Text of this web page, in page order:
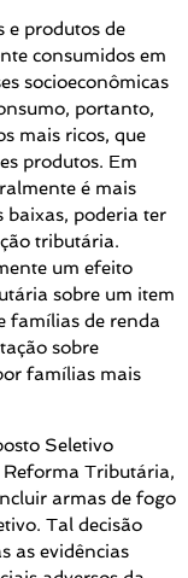
e produtos de
consumidos em
socioeconômicas
portanto,
mais ricos, que
produtos. Em
é mais
baixas, poderia ter
tributária.
um efeito
sobre um item
famílias de renda
sobre
famílias mais
Seletivo
Tributária,
armas de fogo
Tal decisão
as evidências